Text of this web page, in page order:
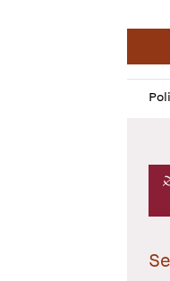
Profil
öffnen
Daz
Pur